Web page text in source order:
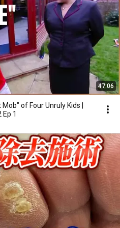
47:06
of Four Unruly Kids |
1